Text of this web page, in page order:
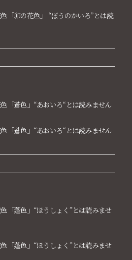
「卯の花色」 “ぼうのかいろ”とは読
「蒼色」“あおいろ“とは読みません
「蒼色」“あおいろ“とは読みません
「蓬色」“ほうしょく”とは読みませ
「蓬色」“ほうしょく”とは読みませ